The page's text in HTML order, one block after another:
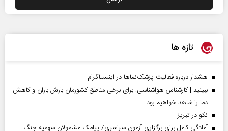
تازه ها
هشدار درباره فعالیت پزشک‌نما‌ها در اینستاگرام
ببینید | کارشناس هواشناسی: برای برخی مناطق کشورمان بارش باران و کاهش
دما را شاهد خواهیم بود
نکو در تبریز
آمادگی کامل برای برگزاری آزمون سراسری/ پیامک مشمولان سهمیه جنگ